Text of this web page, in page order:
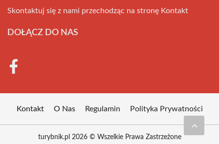
Skontaktuj się z nami przechodząc na stronę Kontakt
DOŁĄCZ DO NAS
Kontakt O Nas Regulamin Polityka Prywatności
turybnik.pl 2026 © Wszelkie Prawa Zastrzeżone